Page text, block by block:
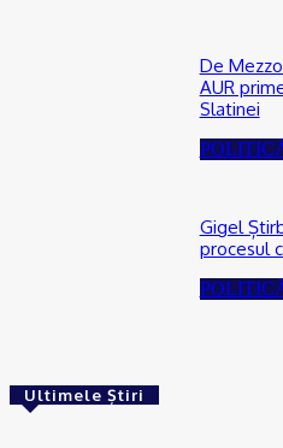
De
AUR
Slatinei
Gigel
procesul
Ultimele Știri